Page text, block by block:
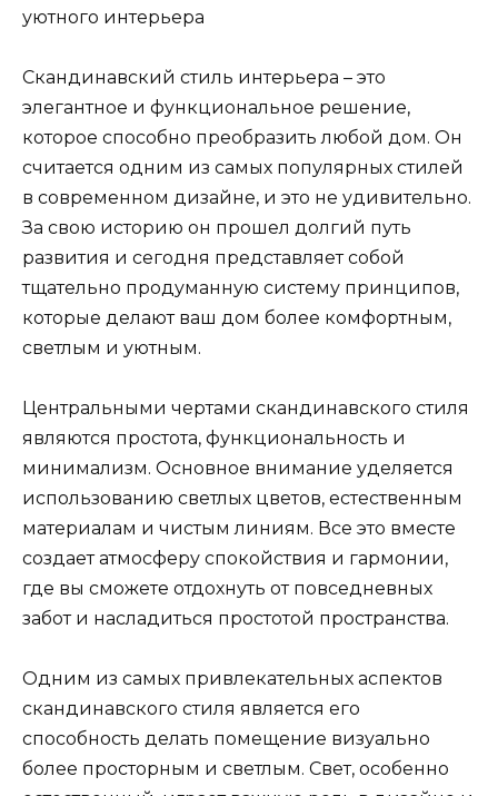
Скандинавский стиль интерьера – это
элегантное и функциональное решение,
которое способно преобразить любой дом. Он
считается одним из самых популярных стилей
в современном дизайне, и это не удивительно.
За свою историю он прошел долгий путь
развития и сегодня представляет собой
тщательно продуманную систему принципов,
которые делают ваш дом более комфортным,
светлым и уютным.
Центральными чертами скандинавского стиля
являются простота, функциональность и
минимализм. Основное внимание уделяется
использованию светлых цветов, естественным
материалам и чистым линиям. Все это вместе
создает атмосферу спокойствия и гармонии,
где вы сможете отдохнуть от повседневных
забот и насладиться простотой пространства.
Одним из самых привлекательных аспектов
скандинавского стиля является его
способность делать помещение визуально
более просторным и светлым. Свет, особенно